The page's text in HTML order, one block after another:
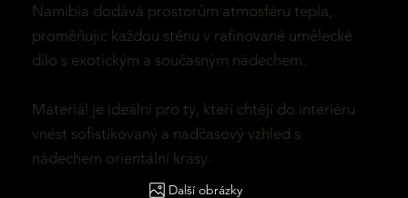
Namibia dodává prostorům atmosféru tepla,
proměňujíc každou stěnu v rafinované umělecké
dílo s exotickým a současným nádechem.
Materiál je ideální pro ty, kteří chtějí do interiéru
vnést sofistikovaný a nadčasový vzhled s
nádechem orientální krásy.
Další obrázky